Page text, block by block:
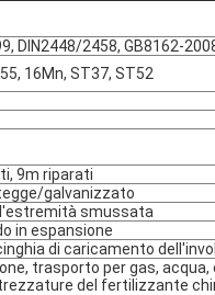
DIN2448/2458, GB8162-
16Mn, ST37, ST52
9m riparati
galvanizzato
smussata
in espansione
di caricamento
trasporto per gas, acqua,
del fertilizzante